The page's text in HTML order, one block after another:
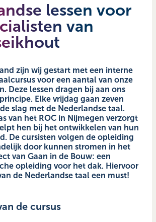
lessen voor
van
zijn wij gestart met een interne
voor een aantal van onze
Deze lessen dragen bij aan ons
Elke vrijdag gaan zeven
slag met de Nederlandse taal.
van het ROC in Nijmegen verzorgt
hen bij het ontwikkelen van hun
De cursisten volgen de opleiding
door kunnen stromen in het
van Gaan in de Bouw: een
opleiding voor het dak. Hiervoor
de Nederlandse taal een must!
de cursus